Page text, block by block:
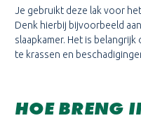
Je gebruikt deze lak voor
Denk hierbij bijvoorbeeld
slaapkamer. Het is
te krassen en
HOE BRENG